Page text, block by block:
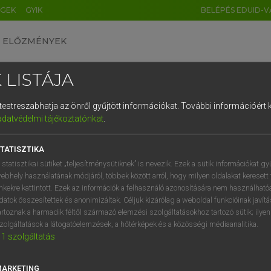
GYIK BELÉPÉS EDUID-
ELŐZMÉNYEK
angol szótár
fn zászló(cska)
árbocszalag
keresése szótárainkban
LISTÁJA
az önről gyűjtött információkat. További információért
tájékoztatónkat.
statisztikai sütiket „teljesítménysütiknek” is nevezik. Ezek a sütik információkat
használatának módjáról, többek között arról, hogy milyen oldalakat keresett
kattintott. Ezek az információk a felhasználó azonosítására nem
összesítettek és anonimizáltak. Céljuk kizárólag a weboldal funkcióinak
a harmadik féltől származó elemzési szolgáltatásokhoz tartozó sütik;
a látogatóelemzések, a hőtérképek és a közösségi médiaanalitika.
1 szolgáltatás
DE CN FR ES IT NL
1 2 3 4 5 6 7 8 9
q w e r t z u i
a s d f g h j k l é
í y x c v b n m , .